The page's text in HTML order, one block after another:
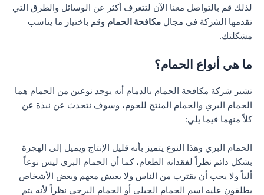
لذلك قم بالتواصل معنا الآن لتتعرف أكثر عن الوسائل والطرق التي
تقدمها الشركة في مجال مكافحة الحمام وقم باختيار ما يناسب
مشكلتك.
ما هي أنواع الحمام؟
تشير شركة مكافحة الحمام بالدمام أنه يوجد نوعين من الحمام هما
الحمام البري والحمام المنتج للحوم، وسوف نتحدث عن نبذة عن
كلاً منهما فيما يلي:
الحمام البري وهذا النوع يتميز بأنه قليل الإنتاج ويميل إلى الهجرة
بشكل دائم نظراً لفقدانه الطعام، كما أن الحمام البري ليس نوعاً
ألياً ولا يحب أن يقترب من الناس ولا يعيش معهم وبعض الأشخاص
يطلقون عليه اسم الحمام الجبلي أو الحمام البرجي نظراً لأنه يتم